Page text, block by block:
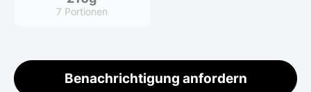
7 Portionen
Benachrichtigung anfordern